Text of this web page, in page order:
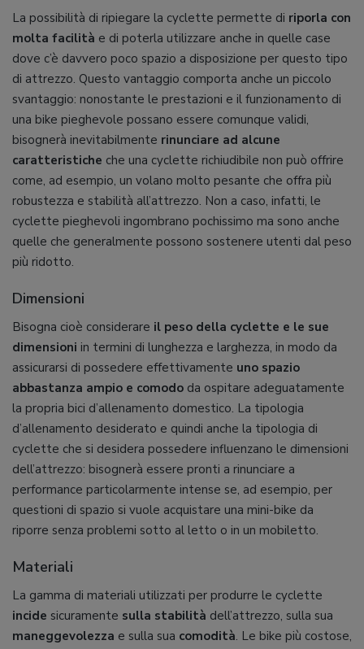
La possibilità di ripiegare la cyclette permette di riporla con
molta facilità e di poterla utilizzare anche in quelle case
dove c’è davvero poco spazio a disposizione per questo tipo
di attrezzo. Questo vantaggio comporta anche un piccolo
svantaggio: nonostante le prestazioni e il funzionamento di
una bike pieghevole possano essere comunque validi,
bisognerà inevitabilmente rinunciare ad alcune
caratteristiche che una cyclette richiudibile non può offrire
come, ad esempio, un volano molto pesante che offra più
robustezza e stabilità all’attrezzo. Non a caso, infatti, le
cyclette pieghevoli ingombrano pochissimo ma sono anche
quelle che generalmente possono sostenere utenti dal peso
più ridotto.
Dimensioni
Bisogna cioè considerare il peso della cyclette e le sue
dimensioni in termini di lunghezza e larghezza, in modo da
assicurarsi di possedere effettivamente uno spazio
abbastanza ampio e comodo da ospitare adeguatamente
la propria bici d’allenamento domestico. La tipologia
d’allenamento desiderato e quindi anche la tipologia di
cyclette che si desidera possedere influenzano le dimensioni
dell’attrezzo: bisognerà essere pronti a rinunciare a
performance particolarmente intense se, ad esempio, per
questioni di spazio si vuole acquistare una mini-bike da
riporre senza problemi sotto al letto o in un mobiletto.
Materiali
La gamma di materiali utilizzati per produrre le cyclette
incide sicuramente sulla stabilità dell’attrezzo, sulla sua
maneggevolezza e sulla sua comodità. Le bike più costose,